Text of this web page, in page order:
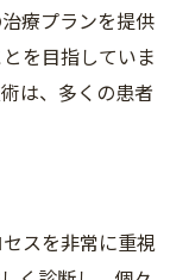
療プランを提供
を目指していま
は、多くの患者
スを非常に重視